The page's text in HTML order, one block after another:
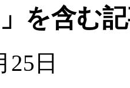
を含む
25日